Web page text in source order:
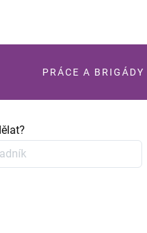
PRÁCE A BRIGÁDY